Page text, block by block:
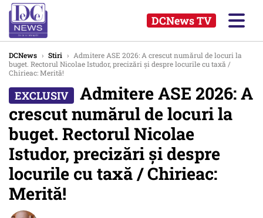
DCNews TV
DCNews › Stiri › Admitere ASE 2026: A crescut numărul de locuri la
buget. Rectorul Nicolae Istudor, precizări și despre locurile cu taxă /
Chirieac: Merită!
Admitere ASE 2026: A
crescut numărul de locuri la
buget. Rectorul Nicolae
Istudor, precizări și despre
locurile cu taxă / Chirieac:
Merită!